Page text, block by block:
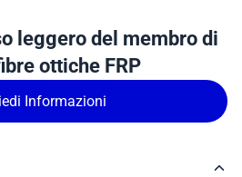
leggero del membro di
ottiche FRP
Informazioni